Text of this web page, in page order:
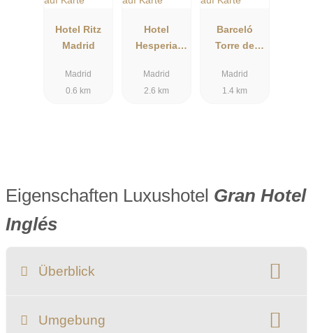
Hotel Ritz
Madrid
Madrid
0.6 km
Hotel
Hesperia
Madrid
2.6 km
Barceló
Torre de
Madrid
1.4 km
Eigenschaften Luxushotel Gran Hotel
Inglés
Überblick
Umgebung